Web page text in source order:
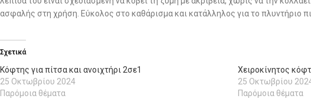
ασφαλής στη χρήση. Εύκολος στο καθάρισμα και κατάλληλος για το πλυντήριο
Σχετικά
Κόφτης για πίτσα και ανοιχτήρι 2σε1
25 Οκτωβρίου 2024
Παρόμοια θέματα
Χειροκίνητος
25 Οκτωβρίου
Παρόμοια θέματα